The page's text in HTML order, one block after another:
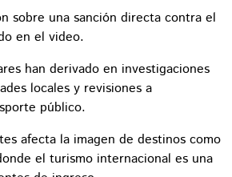
sobre una sanción directa contra el
en el video.
han derivado en investigaciones
locales y revisiones a
público.
afecta la imagen de destinos como
el turismo internacional es una